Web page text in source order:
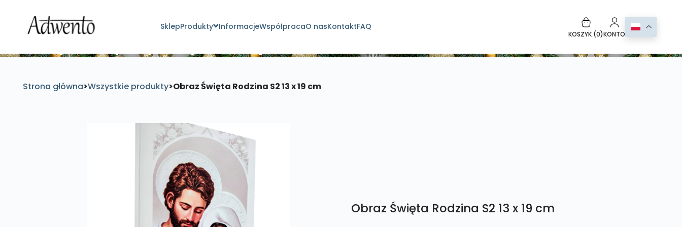
SklepProdukty InformacjeWspółpracaO nasKontaktFAQ
KOSZYK (0)KONTO
Strona główna>Wszystkie produkty>Obraz Święta Rodzina S2 13 x 19 cm
Obraz Święta Rodzina S2 13 x 19 cm